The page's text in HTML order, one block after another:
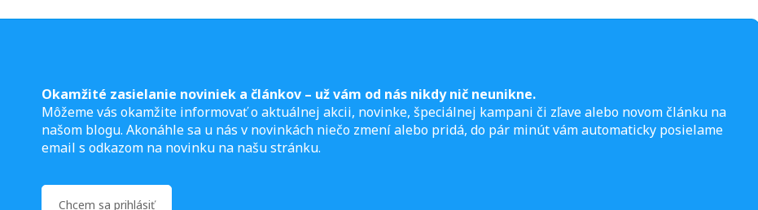
Okamžité zasielanie noviniek a článkov – už vám od nás nikdy nič neunikne.
Môžeme vás okamžite informovať o aktuálnej akcii, novinke, špeciálnej kampani či zľave alebo novom článku na
našom blogu. Akonáhle sa u nás v novinkách niečo zmení alebo pridá, do pár minút vám automaticky posielame
email s odkazom na novinku na našu stránku.
Chcem sa prihlásiť